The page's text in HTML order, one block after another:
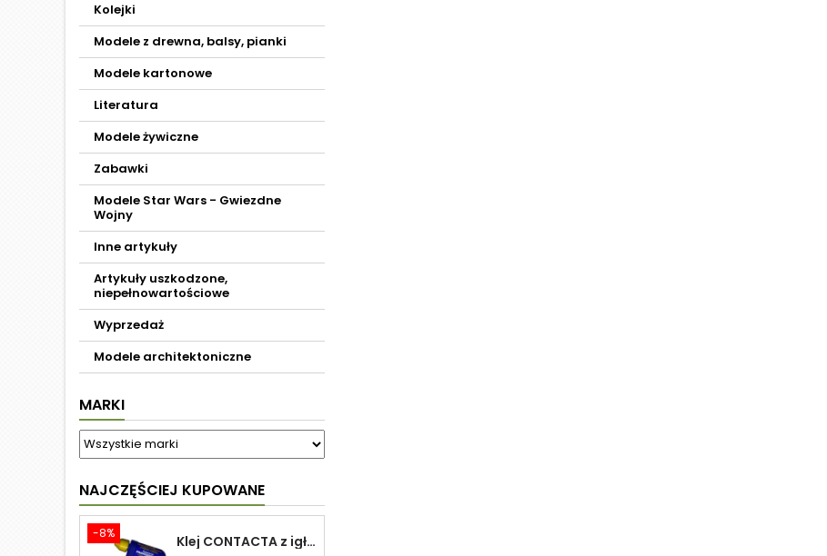
Kolejki
Modele z drewna, balsy, pianki
Modele kartonowe
Literatura
Modele żywiczne
Zabawki
Modele Star Wars - Gwiezdne
Wojny
Inne artykuły
Artykuły uszkodzone,
niepełnowartościowe
Wyprzedaż
Modele architektoniczne
MARKI
NAJCZĘŚCIEJ KUPOWANE
-8% Klej CONTACTA z igłą do plastiku 25,0 g